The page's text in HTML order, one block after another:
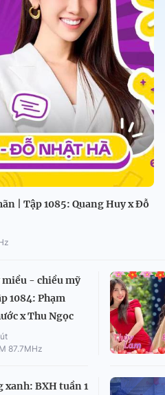
| Tập 1085: Quang Huy x Đỗ
miều - chiều mỹ
1084: Phạm
x Thu Ngọc
87.7MHz
xanh: BXH tuần 1